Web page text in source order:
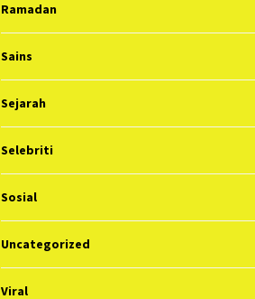
Ramadan
Sains
Sejarah
Selebriti
Sosial
Uncategorized
Viral